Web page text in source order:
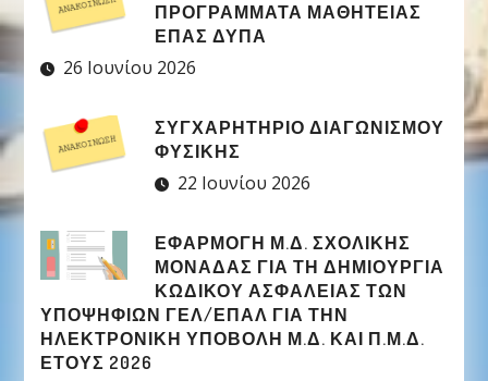
ΠΡΟΓΡΑΜΜΑΤΑ ΜΑΘΗΤΕΙΑΣ
ΕΠΑΣ ΔΥΠΑ
26 Ιουνίου 2026
ΣΥΓΧΑΡΗΤΉΡΙΟ ΔΙΑΓΩΝΙΣΜΟΎ
ΦΥΣΙΚΉΣ
22 Ιουνίου 2026
ΕΦΑΡΜΟΓΉ Μ.Δ. ΣΧΟΛΙΚΉΣ
ΜΟΝΆΔΑΣ ΓΙΑ ΤΗ ΔΗΜΙΟΥΡΓΊΑ
ΚΩΔΙΚΟΎ ΑΣΦΑΛΕΊΑΣ ΤΩΝ
ΥΠΟΨΗΦΊΩΝ ΓΕΛ/ΕΠΑΛ ΓΙΑ ΤΗΝ
ΗΛΕΚΤΡΟΝΙΚΉ ΥΠΟΒΟΛΉ Μ.Δ. ΚΑΙ Π.Μ.Δ.
ΈΤΟΥΣ 2026